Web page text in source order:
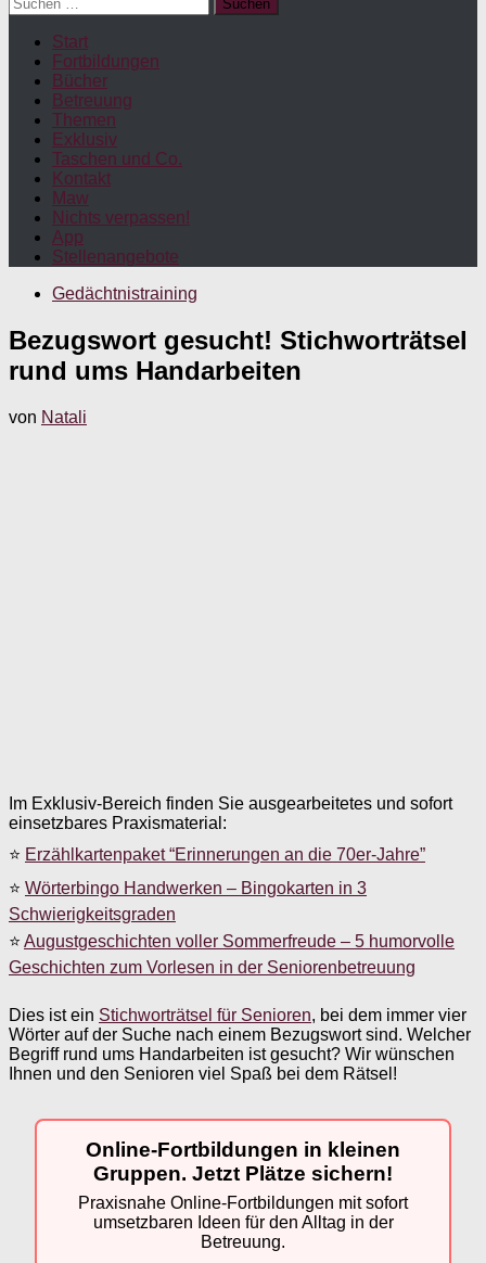
nach:
Start
Fortbildungen
Bücher
Betreuung
Themen
Exklusiv
Taschen und Co.
Kontakt
Maw
Nichts verpassen!
App
Stellenangebote
Gedächtnistraining
Bezugswort gesucht! Stichworträtsel
rund ums Handarbeiten
von Natali
Im Exklusiv-Bereich finden Sie ausgearbeitetes und sofort
einsetzbares Praxismaterial:
⭐ Erzählkartenpaket “Erinnerungen an die 70er-Jahre”
⭐ Wörterbingo Handwerken – Bingokarten in 3
Schwierigkeitsgraden
⭐ Augustgeschichten voller Sommerfreude – 5 humorvolle
Geschichten zum Vorlesen in der Seniorenbetreuung
Dies ist ein Stichworträtsel für Senioren, bei dem immer vier
Wörter auf der Suche nach einem Bezugswort sind. Welcher
Begriff rund ums Handarbeiten ist gesucht? Wir wünschen
Ihnen und den Senioren viel Spaß bei dem Rätsel!
Online-Fortbildungen in kleinen
Gruppen. Jetzt Plätze sichern!
Praxisnahe Online-Fortbildungen mit sofort
umsetzbaren Ideen für den Alltag in der
Betreuung.